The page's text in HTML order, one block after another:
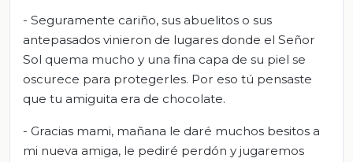
- Seguramente cariño, sus abuelitos o sus
antepasados vinieron de lugares donde el Señor
Sol quema mucho y una fina capa de su piel se
oscurece para protegerles. Por eso tú pensaste
que tu amiguita era de chocolate.
- Gracias mami, mañana le daré muchos besitos a
mi nueva amiga, le pediré perdón y jugaremos